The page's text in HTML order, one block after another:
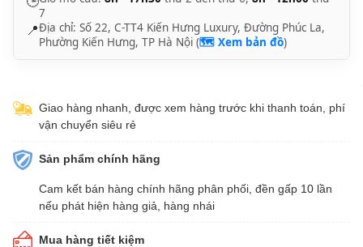
7
📍Địa chỉ: Số 22, C-TT4 Kiến Hưng Luxury, Đường Phúc La,
Phường Kiến Hưng, TP Hà Nội (🗺️ Xem bản đồ)
Giao hàng nhanh, được xem hàng trước khi thanh toán, phí
vận chuyển siêu rẻ
Sản phẩm chính hãng
Cam kết bán hàng chính hãng phân phối, đền gấp 10 lần
nếu phát hiện hàng giả, hàng nhái
Mua hàng tiết kiệm